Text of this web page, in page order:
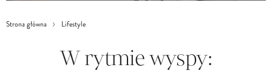
Strona główna Lifestyle
W rytmie wyspy: